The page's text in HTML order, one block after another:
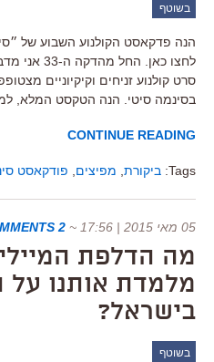
בשוטף
הנה פדקאסט הקולנוע השבוע של
לחצו כאן.
סרט קולנוע זניחים וקיקיוניים
בסינמה סיטי. הנה הטקסט המלא,
CONTINUE READING
Tags: ביקורת מפיצים פודקאסט
05 מאי 2015 | 17:56 ~
2 COMMENTS
מה הדלפת
מלמדת אותנו על
בישראל?
בשוטף